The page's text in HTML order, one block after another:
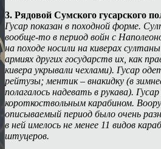
3. Рядовой Сумского гусарского
Гусар показан в походной форме.
вообще-то в период войн с
на походе носили на киверах
армиях других государств их, как
кивера укрывали чехлами). Гусар
рейтузы; ментик – внакидку (в
полагалось надевать в рукава).
короткоствольным карабином.
описываемый период было очень
в ней имелось не менее 11 видов
штуцеров.